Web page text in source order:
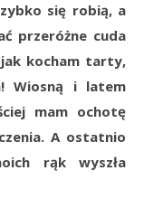
się robią, a
przeróżne cuda
kocham tarty,
Wiosną i latem
mam ochotę
A ostatnio
rąk wyszła